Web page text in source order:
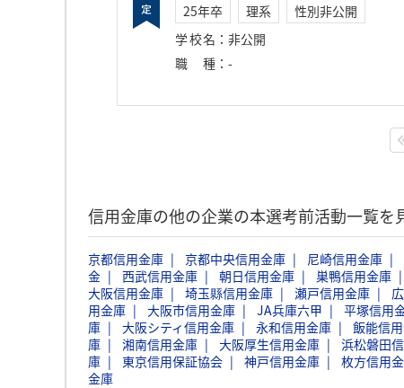
25年卒 理系
性別非公開
学校名 ： 非公開
職種 ： -
信用金庫の他の企業の本選考前活動一覧を
京都信用金庫 京都中央信用金庫 尼崎信用金庫
金
西武信用金庫 朝日信用金庫 巣鴨信用金庫
大阪信用金庫
埼玉縣信用金庫 瀬戸信用金庫
用金庫
大阪市信用金庫 JA兵庫六甲 平塚信用
庫
大阪シティ信用金庫 永和信用金庫 飯能信
庫
湘南信用金庫 大阪厚生信用金庫 浜松磐田
庫
東京信用保証協会 神戸信用金庫 枚方信用
金庫